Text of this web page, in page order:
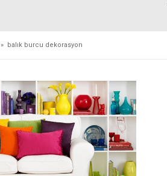
» balık burcu dekorasyon